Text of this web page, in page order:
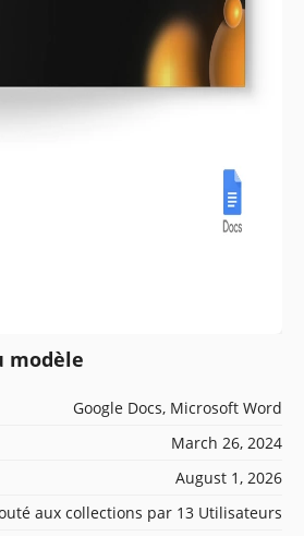
modèle
Google Docs, Microsoft Word
March 26, 2024
August 1, 2026
aux collections par 13 Utilisateurs